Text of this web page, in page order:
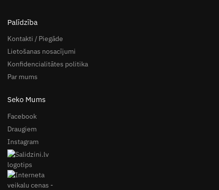
Palīdzība
Kontakti / Piegāde
Lietošanas nosacījumi
Konfidencialitātes politika
Par mums
Seko Mums
Facebook
Draugiem
Instagram